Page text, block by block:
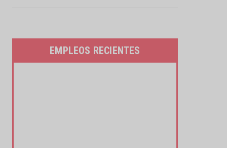
EMPLEOS RECIENTES